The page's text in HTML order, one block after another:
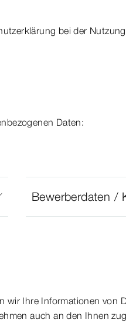
bei der
Daten:
Bewerberdaten /
Ihre Informationen von
auch an den Ihnen